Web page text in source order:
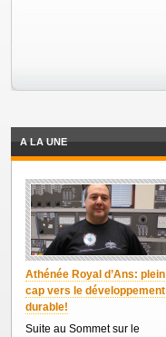
A LA UNE
Athénée Royal d’Ans: plein
cap vers le développement
durable!
Suite au Sommet sur le